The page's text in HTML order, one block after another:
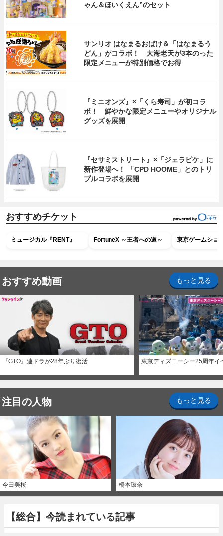
ゃん＆ほいくえん”のセット
サンリオ はなまるおばけ＆「はなまるう
どん」がコラボ！ 大海老天が3本のった
限定メニューが特別価格でお得
『ミニオンズ』×「くら寿司」が初コラ
ボ！ 鮮やかな限定メニューやオリジナル
グッズを展開
『セサミストリート』×「ジェラピケ」に
新作登場へ！ 「CPD HOOME」とのトリ
プルコラボを展開
おすすめチケット
ミュージカル『RENT』 FortuneX ～王者への道～ 東京ゲームショ
おすすめ動画 もっと見る
『GTO』連ドラが28年ぶり復活 東京ディズニーシー25周年イ
注目の人物 もっと見る
今田美桜 橋本環奈
【総合】今読まれている記事